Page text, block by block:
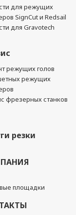
для режущих
SignCut и Redsail
для Gravotech
режущих голов
режущих
фрезерных станков
резки
площадки